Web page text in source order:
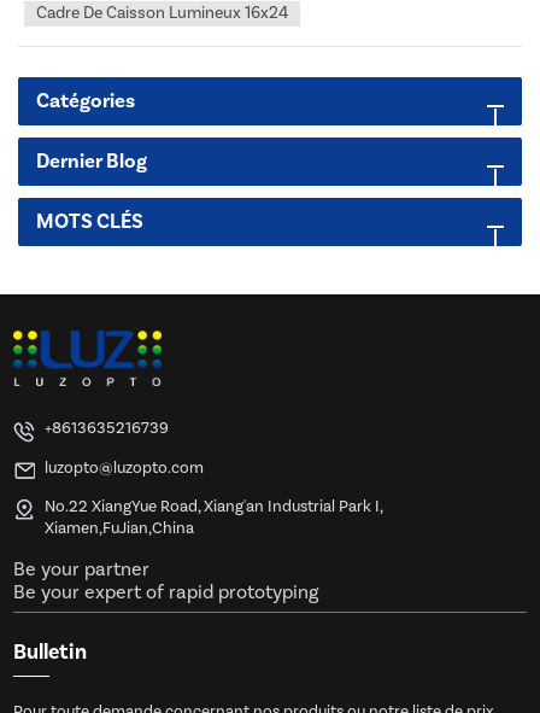
Cadre De Caisson Lumineux 16x24
Catégories
Dernier Blog
MOTS CLÉS
+8613635216739
luzopto@luzopto.com
No.22 XiangYue Road, Xiang'an Industrial Park I,
Xiamen,FuJian,China
Be your partner
Be your expert of rapid prototyping
Bulletin